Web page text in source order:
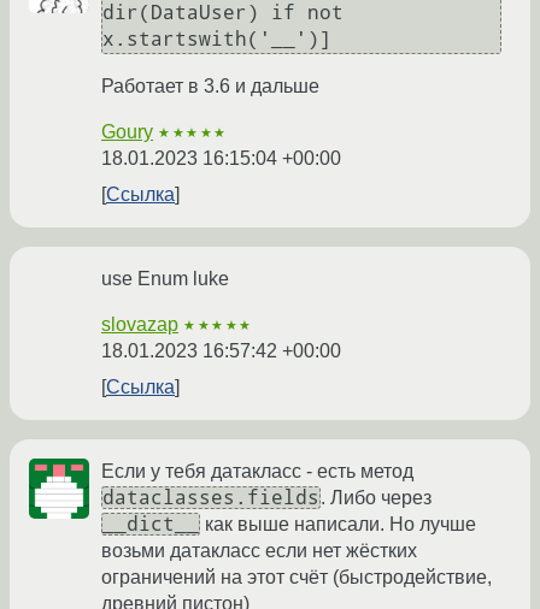
dir(DataUser) if not
Работает в 3.6 и дальше
Goury ★★★★★
18.01.2023 16:15:04 +00:00
Ссылка
use Enum luke
slovazap ★★★★★
18.01.2023 16:57:42 +00:00
Ссылка
Если у тебя датакласс - есть метод
dataclasses.fields . Либо через
__dict__
как выше написали. Но лучше
возьми датакласс если нет жёстких
ограничений на этот счёт (быстродействие,
древний пистон)